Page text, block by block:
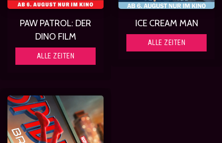
PAW PATROL: DER
DINO FILM
ALLE ZEITEN
ICE CREAM MAN
ALLE ZEITEN